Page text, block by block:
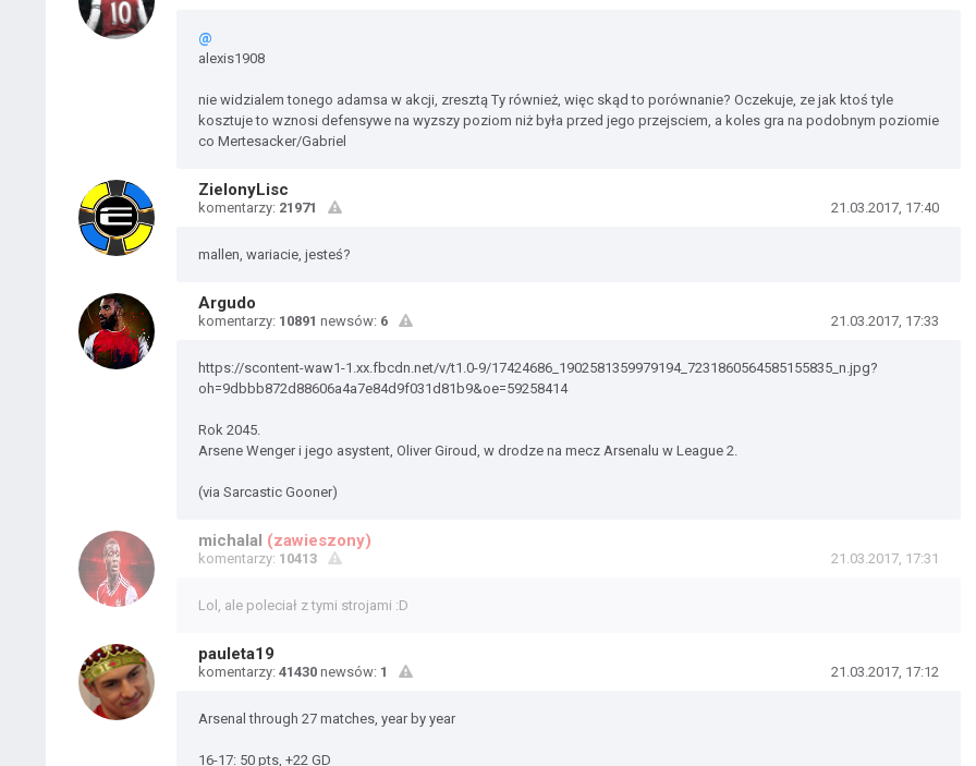
@
alexis1908
nie widzialem tonego adamsa w akcji, zresztą Ty również, więc skąd to porównanie? Oczekuje, ze jak ktoś tyle
kosztuje to wznosi defensywe na wyzszy poziom niż była przed jego przejsciem, a koles gra na podobnym poziomie
co Mertesacker/Gabriel
ZielonyLisc
komentarzy: 21971 21.03.2017, 17:40
mallen, wariacie, jesteś?
Argudo
komentarzy: 10891 newsów: 6 21.03.2017, 17:33
https://scontent-waw1-1.xx.fbcdn.net/v/t1.0-9/17424686_1902581359979194_7231860564585155835_n.jpg?
oh=9dbbb872d88606a4a7e84d9f031d81b9&oe=59258414
Rok 2045.
Arsene Wenger i jego asystent, Oliver Giroud, w drodze na mecz Arsenalu w League 2.
(via Sarcastic Gooner)
michalal (zawieszony)
komentarzy: 10413 21.03.2017, 17:31
Lol, ale poleciał z tymi strojami :D
pauleta19
komentarzy: 41430 newsów: 1 21.03.2017, 17:12
Arsenal through 27 matches, year by year
16-17: 50 pts, +22 GD